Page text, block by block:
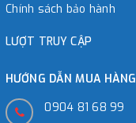
Chính sách bảo hành
LƯỢT TRUY CẬP
HƯỚNG DẪN MUA HÀNG
0904 81 68 99